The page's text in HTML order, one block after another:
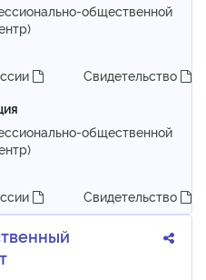
общественной
Свидетельство
общественной
Свидетельство